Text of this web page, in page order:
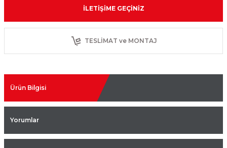
İLETIŞIME GEÇINIZ
TESLİMAT ve MONTAJ
Ürün Bilgisi
Yorumlar